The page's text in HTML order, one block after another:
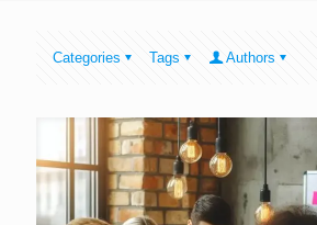
Categories Tags Authors